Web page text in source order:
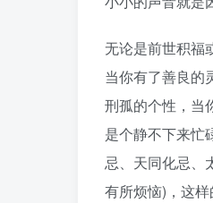
无论是前世积福
当你有了善良的
刑孤的个性，当
是个静不下来忙
忌、天同化忌、
有所烦恼)，这